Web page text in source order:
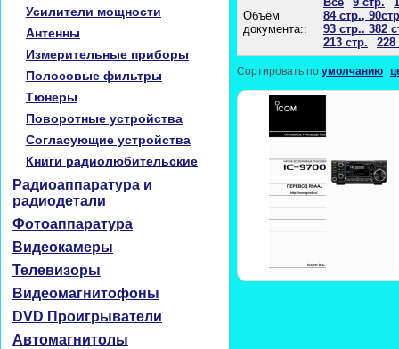
Усилители мощности
Антенны
Измерительные приборы
Полосовые фильтры
Тюнеры
Поворотные устройства
Согласующие устройства
Книги радиолюбительские
Радиоаппаратура и
радиодетали
Фотоаппаратура
Видеокамеры
Телевизоры
Видеомагнитофоны
DVD Проигрыватели
Автомагнитолы
Объём
документа::
84 стр.,
93 стр.. 382
213 стр.
228
Сортировать по умолчанию